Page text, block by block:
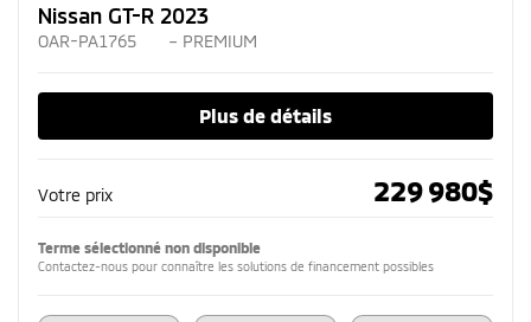
Nissan GT-R 2023
OAR-PA1765 – PREMIUM
Plus de détails
Votre prix 229 980$
Terme sélectionné non disponible
Contactez-nous pour connaître les solutions de financement possibles